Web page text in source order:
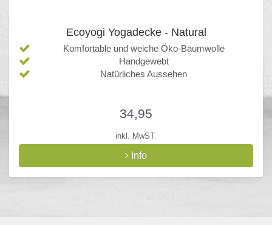
Ecoyogi Yogadecke - Natural
Komfortable und weiche Öko-Baumwolle
Handgewebt
Natürliches Aussehen
34,95
inkl. MwST.
Info